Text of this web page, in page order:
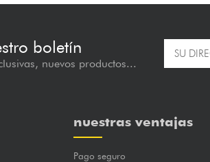
boletín
nuevos productos...
nuestras ventajas
Pago seguro